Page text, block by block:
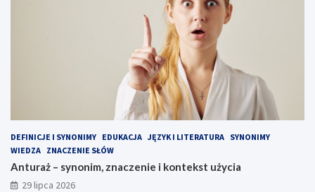
DEFINICJE I SYNONIMY EDUKACJA JĘZYK I LITERATURA SYNONIMY
WIEDZA ZNACZENIE SŁÓW
Anturaż – synonim, znaczenie i kontekst użycia
29 lipca 2026